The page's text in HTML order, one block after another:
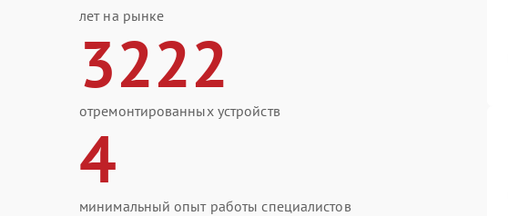
лет на рынке
3222
отремонтированных устройств
4
минимальный опыт работы специалистов